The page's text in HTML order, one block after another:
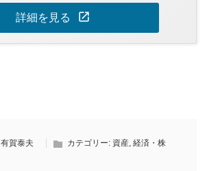
詳細を見る open_in_new
有賀泰夫 カテゴリー: 資産 経済・株